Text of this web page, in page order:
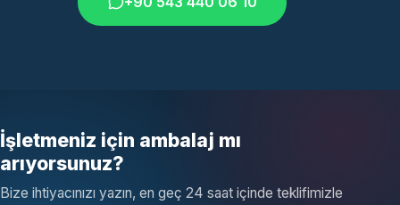
İşletmeniz için ambalaj mı
arıyorsunuz?
Bize ihtiyacınızı yazın, en geç 24 saat içinde teklifimizle